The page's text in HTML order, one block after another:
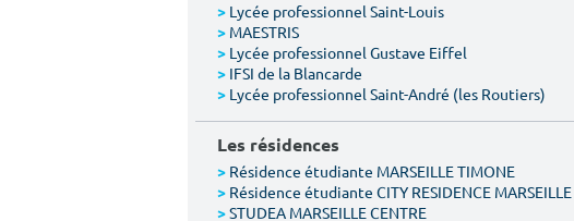
> Lycée professionnel Saint-Louis
> MAESTRIS
> Lycée professionnel Gustave Eiffel
> IFSI de la Blancarde
> Lycée professionnel Saint-André (les Routiers)
Les résidences
> Résidence étudiante MARSEILLE TIMONE
> Résidence étudiante CITY RESIDENCE MARSEILLE
>STUDEA MARSEILLE CENTRE